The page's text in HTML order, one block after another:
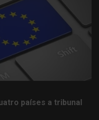
países a tribunal